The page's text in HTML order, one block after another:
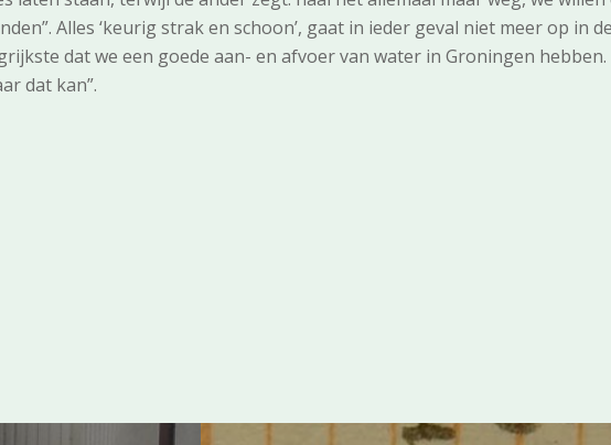
Alles ‘keurig strak en schoon’, gaat in ieder geval niet meer op in
dat we een goede aan- en afvoer van water in Groningen hebben.
dat kan”.